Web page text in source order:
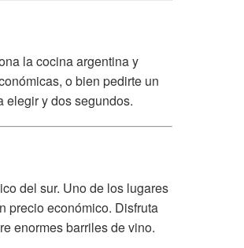
la cocina argentina y
o bien pedirte un
elegir y dos segundos.
del sur. Uno de los lugares
precio económico. Disfruta
enormes barriles de vino.